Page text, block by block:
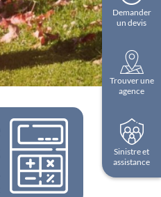
Demander
un devis
Trouver une
agence
Sinistre et
assistance